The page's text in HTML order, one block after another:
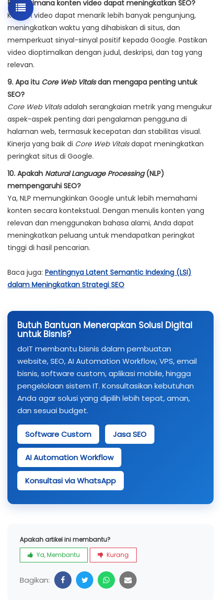
8. Bagaimana konten video dapat meningkatkan SEO?
Konten video dapat menarik lebih banyak pengunjung,
meningkatkan waktu yang dihabiskan di situs, dan
memperkuat sinyal-sinyal positif kepada Google. Pastikan
video dioptimalkan dengan judul, deskripsi, dan tag yang
relevan.
9. Apa itu Core Web Vitalsdan mengapa penting untuk
SEO?
Core Web Vitalsadalah serangkaian metrik yang mengukur
aspek-aspek penting dari pengalaman pengguna di
halaman web, termasuk kecepatan dan stabilitas visual.
Kinerja yang baik di Core Web Vitalsdapat meningkatkan
peringkat situs di Google.
10. Apakah Natural Language Processing(NLP)
mempengaruhi SEO?
Ya, NLP memungkinkan Google untuk lebih memahami
konten secara kontekstual. Dengan menulis konten yang
relevan dan menggunakan bahasa alami, Anda dapat
meningkatkan peluang untuk mendapatkan peringkat
tinggi di hasil pencarian.
Baca juga: Pentingnya Latent Semantic Indexing (LSI)
dalam Meningkatkan Strategi SEO
Butuh Bantuan Menerapkan Solusi Digital
untuk Bisnis?
doIT membantu bisnis dalam pembuatan
website, SEO, AI Automation Workflow, VPS, email
bisnis, software custom, aplikasi mobile, hingga
pengelolaan sistem IT. Konsultasikan kebutuhan
Anda agar solusi yang dipilih lebih tepat, aman,
dan sesuai budget.
Software Custom Jasa SEO
AI Automation Workflow
Konsultasi via WhatsApp
Apakah artikel ini membantu?
Ya, Membantu
Kurang
Bagikan: